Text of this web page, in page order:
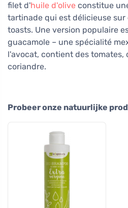
filet d'huile d'olive constitue
tartinade qui est délicieuse
toasts. Une version populaire
guacamole – une spécialité
l'avocat, contient des tomates,
coriandre.
Probeer onze natuurlijke